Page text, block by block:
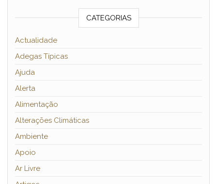
CATEGORIAS
Actualidade
Adegas Típicas
Ajuda
Alerta
Alimentação
Alterações Climáticas
Ambiente
Apoio
Ar Livre